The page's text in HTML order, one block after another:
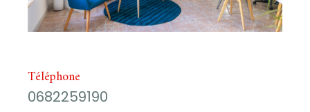
Téléphone
0682259190